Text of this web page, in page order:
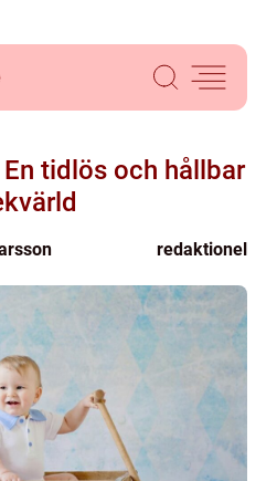
tidlös och hållbar
redaktionel